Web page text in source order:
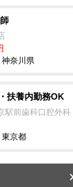
奈川県
扶養内勤務OK
駅前歯科口腔外科
京都